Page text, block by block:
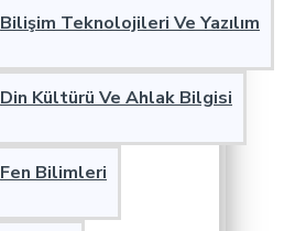
Bilişim Teknolojileri Ve Yazılım
Din Kültürü Ve Ahlak Bilgisi
Fen Bilimleri